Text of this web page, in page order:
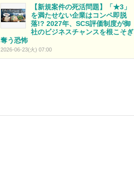
【新規案件の死活問題】「★3」
を満たせない企業はコンペ即脱
落!? 2027年、SCS評価制度が御
社のビジネスチャンスを根こそぎ
奪う恐怖
2026-06-23(火) 07:00